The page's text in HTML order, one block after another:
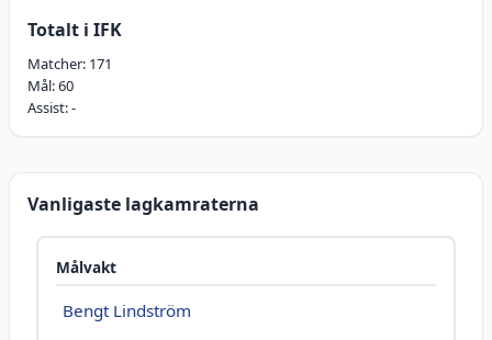
Totalt i IFK
Matcher: 171
Mål:60
Assist:-
Vanligaste lagkamraterna
Målvakt
Bengt Lindström